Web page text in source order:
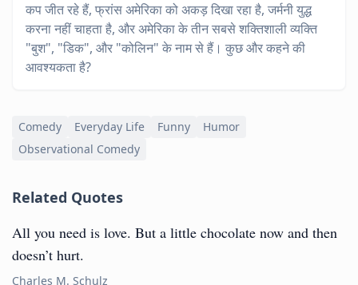
कप जीत रहे हैं, फ्रांस अमेरिका को अकड़ दिखा रहा है, जर्मनी युद्ध
करना नहीं चाहता है, और अमेरिका के तीन सबसे शक्तिशाली व्यक्ति
"बुश", "डिक", और "कोलिन" के नाम से हैं। कुछ और कहने की
आवश्यकता है?
Comedy Everyday Life Funny
Humor
Observational Comedy
Related Quotes
All you need is love. But a little chocolate now and then
doesn’t hurt.
Charles M. Schulz